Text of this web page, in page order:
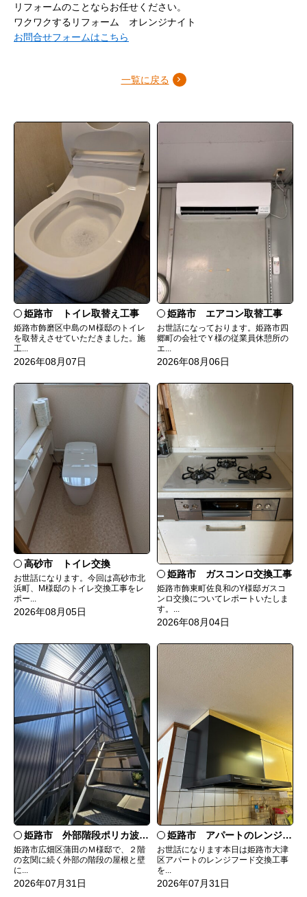
リフォームのことならお任せください。
ワクワクするリフォーム オレンジナイト
お問合せフォームはこちら
一覧に戻る
姫路市 トイレ取替え工事
姫路市飾磨区中島のＭ様邸のトイレ
を取替えさせていただきました。施
工...
2026年08月07日
姫路市 エアコン取替工事
お世話になっております。姫路市四
郷町の会社でＹ様の従業員休憩所の
エ...
2026年08月06日
高砂市 トイレ交換
お世話になります。今回は高砂市北
浜町、M様邸のトイレ交換工事をレ
ポー...
2026年08月05日
姫路市 ガスコンロ交換工事
姫路市飾東町佐良和のY様邸ガスコ
ンロ交換についてレポートいたしま
す。...
2026年08月04日
姫路市 外部階段ポリカ波板張替工事
姫路市広畑区蒲田のＭ様邸で、２階
の玄関に続く外部の階段の屋根と壁
に...
2026年07月31日
姫路市 アパートのレンジフード交換
お世話になります本日は姫路市大津
区アパートのレンジフード交換工事
を...
2026年07月31日